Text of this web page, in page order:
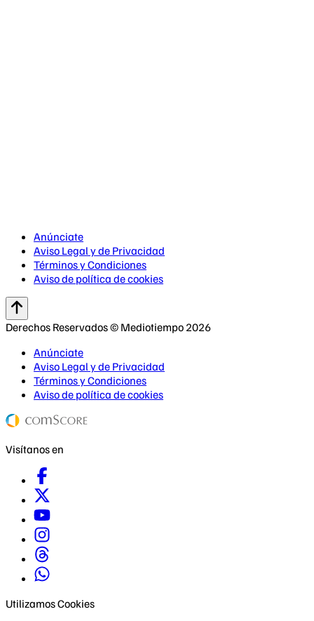
Anúnciate
Aviso Legal y de Privacidad
Términos y Condiciones
Aviso de política de cookies
Derechos Reservados © Mediotiempo 2026
Anúnciate
Aviso Legal y de Privacidad
Términos y Condiciones
Aviso de política de cookies
Visítanos en
Utilizamos Cookies